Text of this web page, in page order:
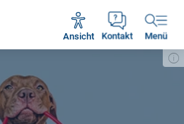
Kontakt
Ansicht Menü
09:00 - 18:30 Uhr